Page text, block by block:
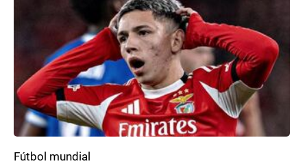
Fútbol mundial